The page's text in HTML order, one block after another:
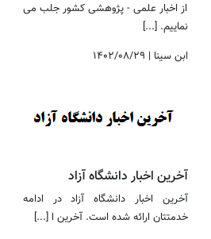
از اخبار علمی - پژوهشی کشور جلب می
نماییم. [...]
۱۴۰۲/۰۸/۲۹ | ابن سینا
آخرین اخبار دانشگاه آزاد
آخرین اخبار دانشگاه آزاد در ادامه
خدمتتان ارائه شده است. آخرین ا [...]